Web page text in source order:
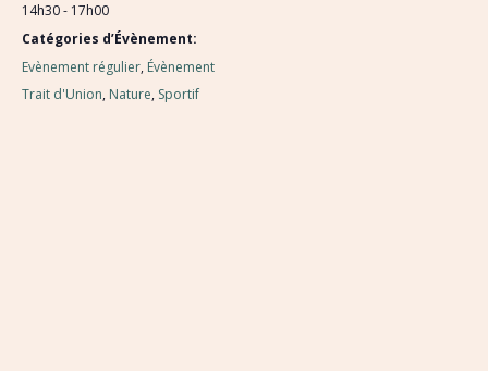
14h30 - 17h00
Catégories d’Évènement:
Evènement régulier, Évènement
Trait d'Union, Nature, Sportif